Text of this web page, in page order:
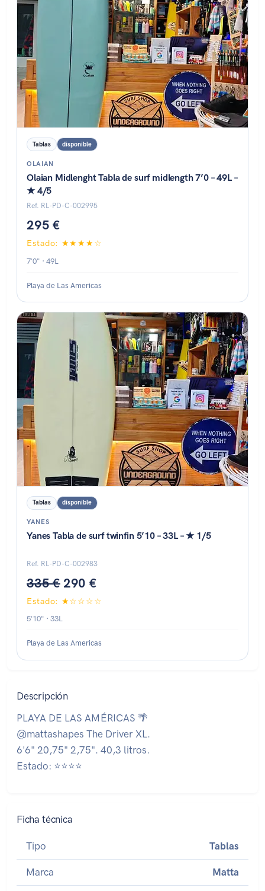
Tablas disponible
OLAIAN
Olaian Midlenght Tabla de surf midlength 7’0 – 49L –
★ 4/5
Ref. RL-PD-C-002995
295 €
Estado: ★★★★☆
7'0" · 49L
Playa de Las Americas
Estado: ★☆☆☆☆
Tablas disponible
YANES
Yanes Tabla de surf twinfin 5’10 – 33L – ★ 1/5
Ref. RL-PD-C-002983
335 € 290 €
Estado: ★☆☆☆☆
5'10" · 33L
Playa de Las Americas
Descripción
PLAYA DE LAS AMÉRICAS 🌴
@mattashapes The Driver XL.
6'6" 20,75" 2,75". 40,3 litros.
Estado: ⭐⭐⭐⭐
Ficha técnica
Tipo Tablas
Marca Matta